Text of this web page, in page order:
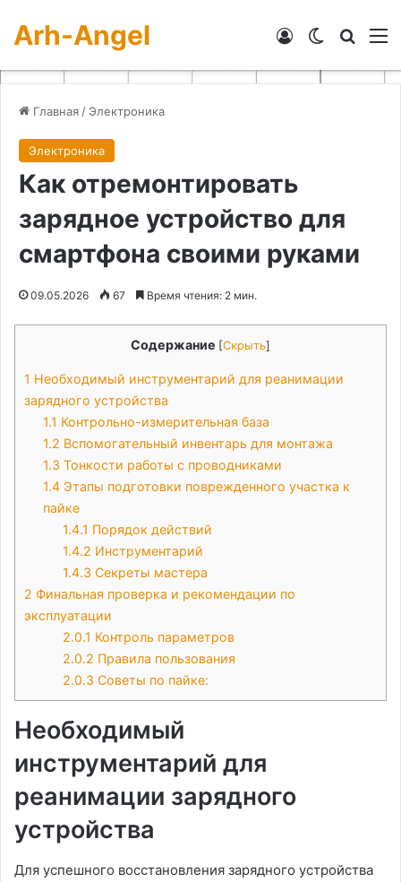
Arh-Angel Switch skin
Войти
Главная / Электроника
Электроника
Как отремонтировать
зарядное устройство для
смартфона своими руками
09.05.2026 67 Время чтения: 2 мин.
Содержание [Скрыть]
1 Необходимый инструментарий для реанимации
зарядного устройства
1.1 Контрольно-измерительная база
1.2 Вспомогательный инвентарь для монтажа
1.3 Тонкости работы с проводниками
1.4 Этапы подготовки поврежденного участка к
пайке
1.4.1 Порядок действий
1.4.2 Инструментарий
1.4.3 Секреты мастера
2 Финальная проверка и рекомендации по
эксплуатации
2.0.1 Контроль параметров
2.0.2 Правила пользования
2.0.3 Советы по пайке:
Необходимый
инструментарий для
реанимации зарядного
устройства
Для успешного восстановления зарядного устройства